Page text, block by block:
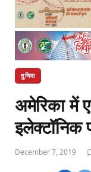
दुनिया
अमेरिका में
इलेक्टॉनिक
December 7, 2019